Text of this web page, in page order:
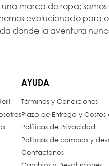
una marca de ropa;
hemos evolucionado
donde la aventura
AYUDA
Términos y Condiciones
Plazo de Entrega y Costos
Políticas de Privacidad
Políticas de cambios y
Contáctanos